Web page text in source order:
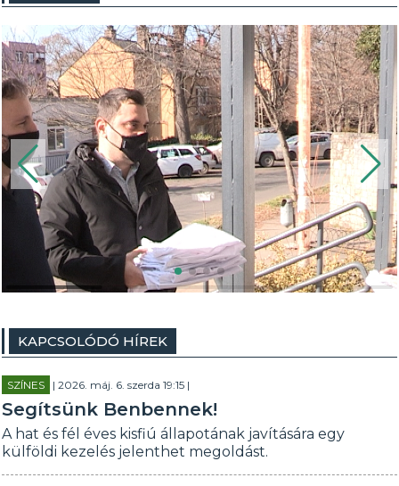
KAPCSOLÓDÓ HÍREK
SZÍNES | 2026. máj. 6. szerda 19:15 |
Segítsünk Benbennek!
A hat és fél éves kisfiú állapotának javítására egy
külföldi kezelés jelenthet megoldást.